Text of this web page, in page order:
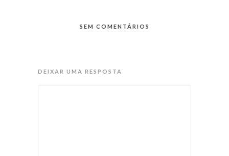
SEM COMENTÁRIOS
DEIXAR UMA RESPOSTA